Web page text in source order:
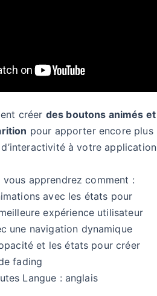
créer des boutons animés et
pour apporter encore plus
à votre application
apprendrez comment :
avec les états pour
expérience utilisateur
une navigation dynamique
et les états pour créer
fading
Langue : anglais